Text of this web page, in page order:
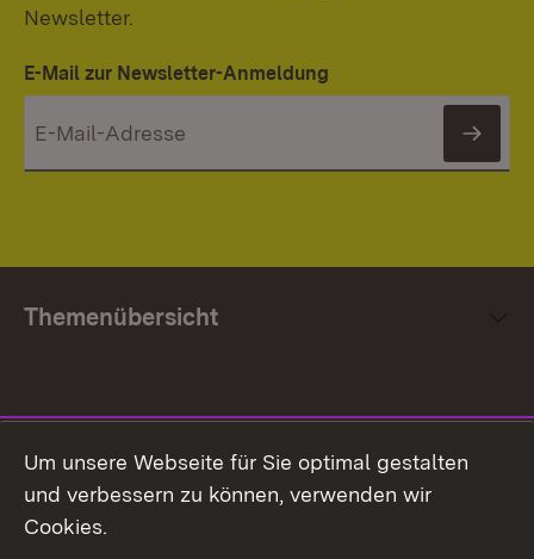
Newsletter.
E-Mail zur Newsletter-Anmeldung
Themenübersicht
Facebook
Um unsere Webseite für Sie optimal gestalten
und verbessern zu können, verwenden wir
Cookies.